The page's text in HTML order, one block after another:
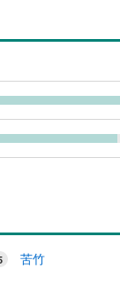
苦竹
） IT重